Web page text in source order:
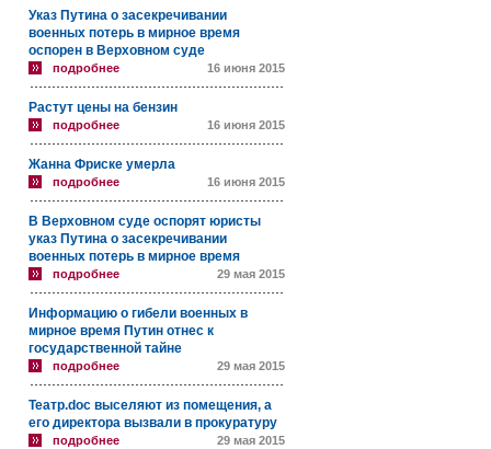
Указ Путина о засекречивании
военных потерь в мирное время
оспорен в Верховном суде
подробнее 16 июня 2015
Растут цены на бензин
подробнее 16 июня 2015
Жанна Фриске умерла
подробнее 16 июня 2015
В Верховном суде оспорят юристы
указ Путина о засекречивании
военных потерь в мирное время
подробнее 29 мая 2015
Информацию о гибели военных в
мирное время Путин отнес к
государственной тайне
подробнее 29 мая 2015
Театр.doc выселяют из помещения, а
его директора вызвали в прокуратуру
подробнее 29 мая 2015